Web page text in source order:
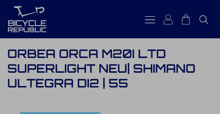
ORBEA ORCA M20I LTD
SUPERLIGHT NEU| SHIMANO
ULTEGRA DI2 | 55